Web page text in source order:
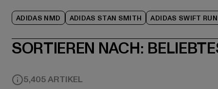
ADIDAS NMD ADIDAS STAN SMITH ADIDAS SWIFT RUN
SORTIEREN NACH:
5,405 ARTIKEL